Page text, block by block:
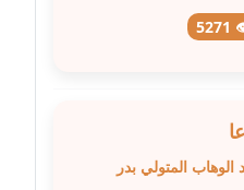
👁
المتولي بدر